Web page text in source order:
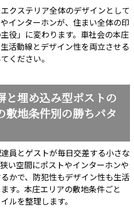
クステリア全体のデザインとして
インターホンが、住まい全体の印
役」に変わります。車社会の本庄
活動線とデザイン性を両立させる
ください。
と埋め込み型ポストの
地条件別の勝ちパタ
員とゲストが毎日交差する小さな
い空間にポストやインターホンや
かで、防犯性もデザイン性も生活
す。本庄エリアの敷地条件ごと
ルを整理します。